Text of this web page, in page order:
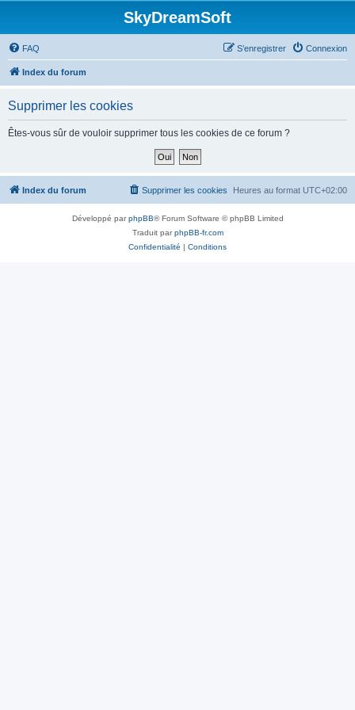
SkyDreamSoft
FAQ Connexion
S’enregistrer
Index du forum
Supprimer les cookies
Êtes-vous sûr de vouloir supprimer tous les cookies de ce forum ?
Index du forum Heures au format UTC+02:00
Supprimer les cookies
Développé parphpBB® Forum Software © phpBB Limited
Traduit parphpBB-fr.com
Confidentialité | Conditions